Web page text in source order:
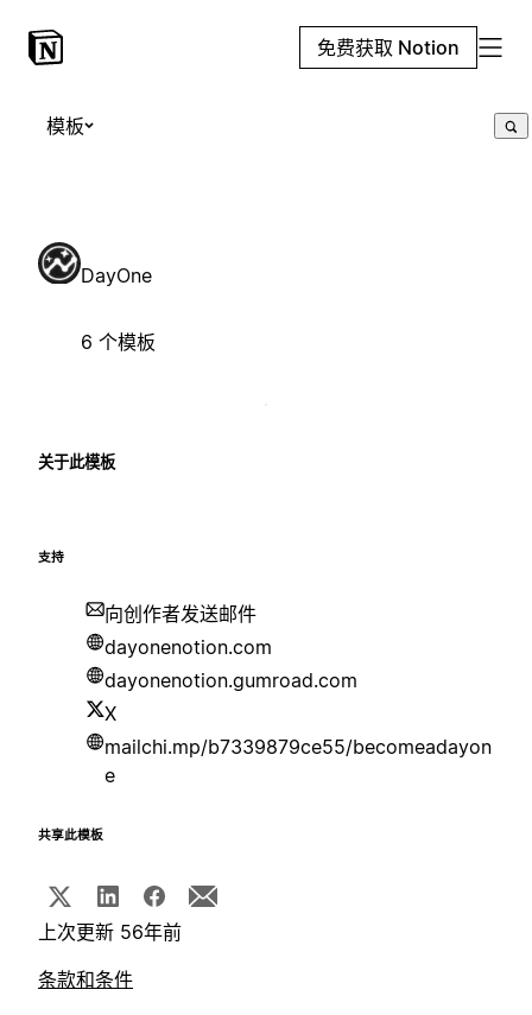
免费获取 Notion
模板
DayOne
6 个模板
关于此模板
支持
向创作者发送邮件
dayonenotion.com
dayonenotion.gumroad.com
X
mailchi.mp/b7339879ce55/becomeadayon
e
共享此模板
上次更新 56年前
条款和条件